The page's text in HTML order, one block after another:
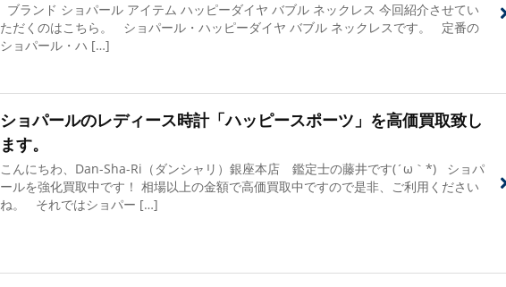
ブランド ショパール アイテム ハッピーダイヤ バブル ネックレス 今回紹介させてい
ただくのはこちら。 ショパール・ハッピーダイヤ バブル ネックレスです。 定番の
ショパール・ハ […]
ショパールのレディース時計「ハッピースポーツ」を高価買取致し
ます。
こんにちわ、Dan-Sha-Ri（ダンシャリ）銀座本店 鑑定士の藤井です(´ω｀*) ショパ
ールを強化買取中です！ 相場以上の金額で高価買取中ですので是非、ご利用ください
ね。 それではショパー […]